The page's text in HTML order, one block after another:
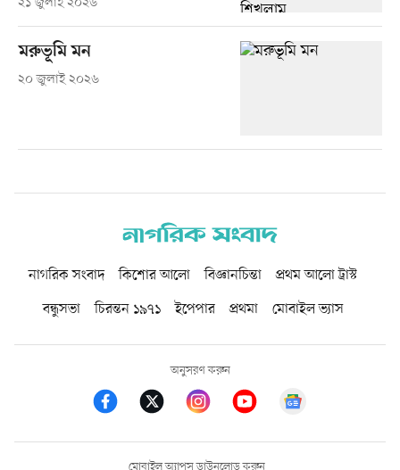
মরুভূমি মন
২০ জুলাই ২০২৬
নাগরিক সংবাদ কিশোর আলো বিজ্ঞানচিন্তা
প্রথম আলো ট্রাস্ট
বন্ধুসভা
চিরন্তন ১৯৭১ ইপেপার প্রথমা মোবাইল ভ্যাস
অনুসরণ করুন
মোবাইল অ্যাপস ডাউনলোড করুন